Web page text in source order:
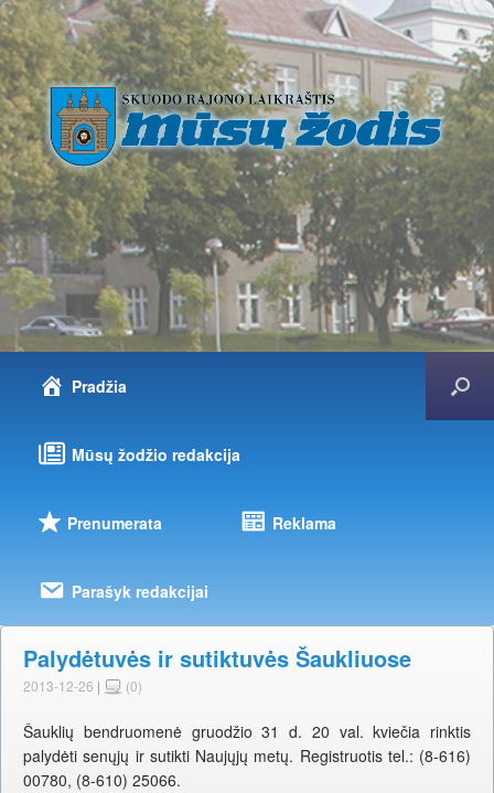
Pradžia
Mūsų žodžio redakcija
Prenumerata Reklama
Parašyk redakcijai
Palydėtuvės ir sutiktuvės Šaukliuose
2013-12-26 | (0)
Šauklių bendruomenė gruodžio 31 d. 20 val. kviečia rinktis
palydėti senųjų ir sutikti Naujųjų metų. Registruotis tel.: (8-616)
00780, (8-610) 25066.